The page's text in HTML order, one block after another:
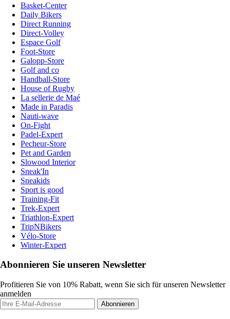
Basket-Center
Daily Bikers
Direct Running
Direct-Volley
Espace Golf
Foot-Store
Galopp-Store
Golf and co
Handball-Store
House of Rugby
La sellerie de Maé
Made in Paradis
Nauti-wave
On-Fight
Padel-Expert
Pecheur-Store
Pet and Garden
Slowood Interior
Sneak'In
Sneakids
Sport is good
Training-Fit
Trek-Expert
Triathlon-Expert
TripNBikers
Vélo-Store
Winter-Expert
Abonnieren Sie unseren Newsletter
Profitieren Sie von 10% Rabatt, wenn Sie sich für unseren Newsletter
anmelden
Abonnieren